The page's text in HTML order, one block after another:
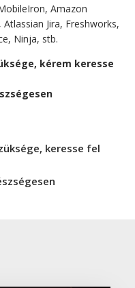
Amazon
Jira, Freshworks,
Ninja, stb.
kérem keresse
keresse fel